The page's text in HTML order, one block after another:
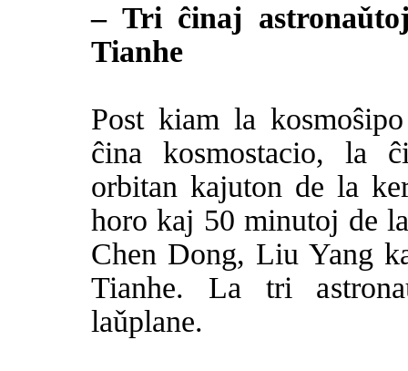
– Tri ĉinaj
Tianhe
Post kiam la
ĉina kosmostacio, la
orbitan kajuton de la
horo kaj 50 minutoj de
Chen Dong, Liu Yang
Tianhe. La tri
laǔplane.